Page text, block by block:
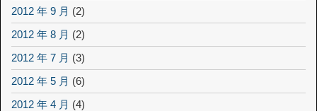
2012 年 9 月 (2)
2012 年 8 月 (2)
2012 年 7 月 (3)
2012 年 5 月 (6)
2012 年 4 月 (4)